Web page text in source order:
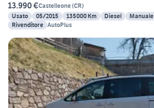
13.990 €Castelleone(CR)
Usato
05/2015 135000 Km Diesel Manuale
Rivenditore AutoPlus